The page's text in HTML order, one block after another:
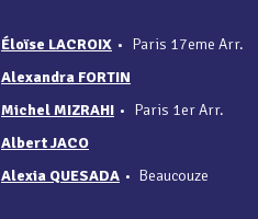
Éloïse LACROIX • Paris 17eme Arr.
Alexandra FORTIN
Michel MIZRAHI • Paris 1er Arr.
Albert JACO
Alexia QUESADA • Beaucouze